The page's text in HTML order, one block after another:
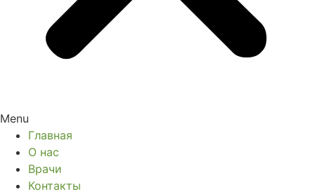
Menu
Главная
О нас
Врачи
Контакты